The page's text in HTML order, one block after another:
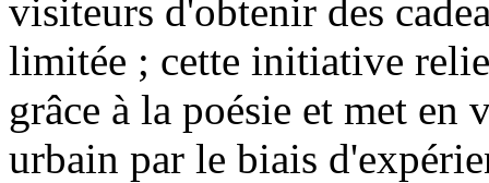
visiteurs d'obtenir des
limitée ; cette initiative
grâce à la poésie et met
urbain par le biais